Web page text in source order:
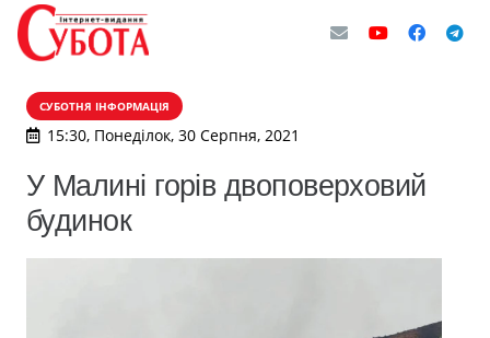
СУБОТНЯ ІНФОРМАЦІЯ
15:30, Понеділок, 30 Серпня, 2021
У Малині горів двоповерховий
будинок